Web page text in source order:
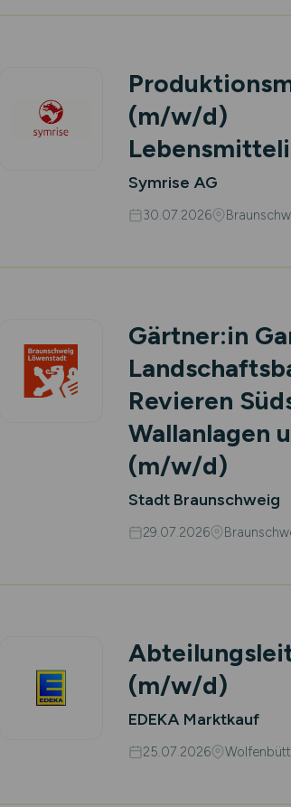
(m/w/d)
Symrise AG
30.07.2026
Gärtner:in
Revieren
Wallanlagen
(m/w/d)
Stadt Braunschweig
29.07.2026
(m/w/d)
EDEKA Marktkauf
25.07.2026